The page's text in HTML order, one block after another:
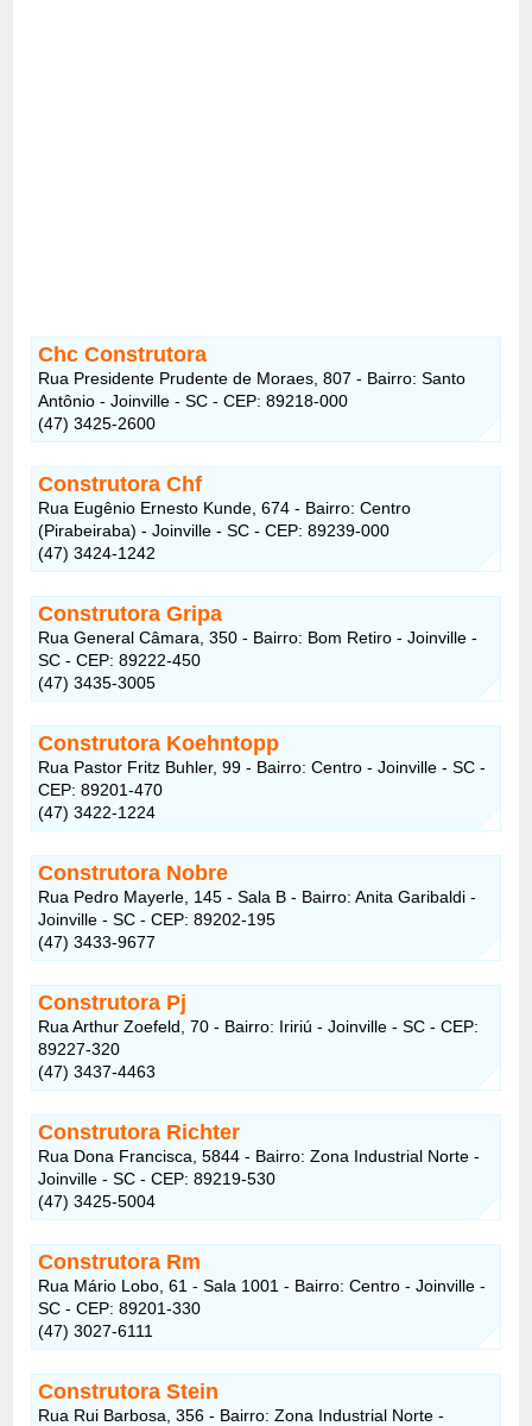
Chc Construtora
Rua Presidente Prudente de Moraes, 807 - Bairro: Santo
Antônio - Joinville - SC - CEP: 89218-000
(47) 3425-2600
Construtora Chf
Rua Eugênio Ernesto Kunde, 674 - Bairro: Centro
(Pirabeiraba) - Joinville - SC - CEP: 89239-000
(47) 3424-1242
Construtora Gripa
Rua General Câmara, 350 - Bairro: Bom Retiro - Joinville -
SC - CEP: 89222-450
(47) 3435-3005
Construtora Koehntopp
Rua Pastor Fritz Buhler, 99 - Bairro: Centro - Joinville - SC -
CEP: 89201-470
(47) 3422-1224
Construtora Nobre
Rua Pedro Mayerle, 145 - Sala B - Bairro: Anita Garibaldi -
Joinville - SC - CEP: 89202-195
(47) 3433-9677
Construtora Pj
Rua Arthur Zoefeld, 70 - Bairro: Iririú - Joinville - SC - CEP:
89227-320
(47) 3437-4463
Construtora Richter
Rua Dona Francisca, 5844 - Bairro: Zona Industrial Norte -
Joinville - SC - CEP: 89219-530
(47) 3425-5004
Construtora Rm
Rua Mário Lobo, 61 - Sala 1001 - Bairro: Centro - Joinville -
SC - CEP: 89201-330
(47) 3027-6111
Construtora Stein
Rua Rui Barbosa, 356 - Bairro: Zona Industrial Norte -